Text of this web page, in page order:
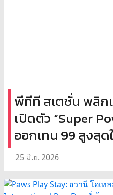
พีทีที สเตชั่น พลิก
เปิดตัว “Super
ออกเทน 99 สูงสุด
25 มิ.ย. 2026